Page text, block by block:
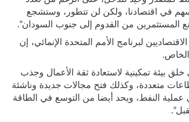
في اقتصادنا، ولكن لن تتطور، وستشجع
المستثمرين من القدوم إلى جنوب السودان”.
لبرنامج الأمم المتحدة الإنمائي، إن
الخاص.
بيئة تمكينية لاستعادة ثقة الأعمال وجذب
متعددة، وكذلك فتح مجالات جديدة وناشئة
عملية النفط، ويحد أيضا من التوسع في الطاقة